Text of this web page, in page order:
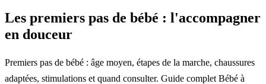
Les premiers pas de bébé : l'accompagner
en douceur
Premiers pas de bébé : âge moyen, étapes de la marche, chaussures
adaptées, stimulations et quand consulter. Guide complet Bébé à